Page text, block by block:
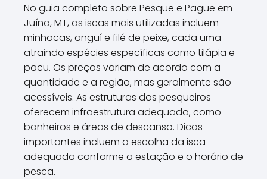
No guia completo sobre Pesque e Pague em
Juína, MT, as iscas mais utilizadas incluem
minhocas, anguí e filé de peixe, cada uma
atraindo espécies específicas como tilápia e
pacu. Os preços variam de acordo com a
quantidade e a região, mas geralmente são
acessíveis. As estruturas dos pesqueiros
oferecem infraestrutura adequada, como
banheiros e áreas de descanso. Dicas
importantes incluem a escolha da isca
adequada conforme a estação e o horário de
pesca.